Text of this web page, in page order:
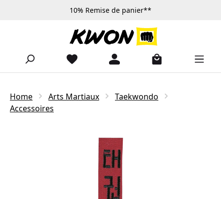
Passer au contenu principal10% Remise de panier**
Home Arts Martiaux
Taekwondo
Accessoires
Ignorer la galerie d'images